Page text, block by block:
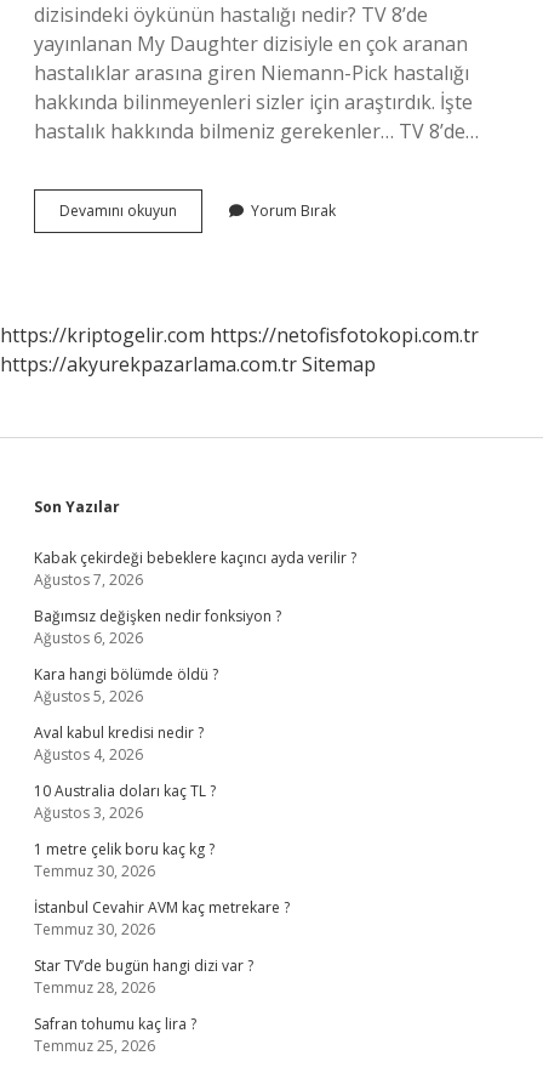
dizisindeki öykünün hastalığı nedir? TV 8’de
yayınlanan My Daughter dizisiyle en çok aranan
hastalıklar arasına giren Niemann-Pick hastalığı
hakkında bilinmeyenleri sizler için araştırdık. İşte
hastalık hakkında bilmeniz gerekenler… TV 8’de…
Devamını okuyun Niemann
Pick
Yorum Bırak
https://kriptogelir.com https://netofisfotokopi.com.tr
https://akyurekpazarlama.com.trSitemap
Sidebar
Son Yazılar
Kabak çekirdeği bebeklere kaçıncı ayda verilir ?
Ağustos 7, 2026
Bağımsız değişken nedir fonksiyon ?
Ağustos 6, 2026
Kara hangi bölümde öldü ?
Ağustos 5, 2026
Aval kabul kredisi nedir ?
Ağustos 4, 2026
10 Australia doları kaç TL ?
Ağustos 3, 2026
1 metre çelik boru kaç kg ?
Temmuz 30, 2026
İstanbul Cevahir AVM kaç metrekare ?
Temmuz 30, 2026
Star TV’de bugün hangi dizi var ?
Temmuz 28, 2026
Safran tohumu kaç lira ?
Temmuz 25, 2026